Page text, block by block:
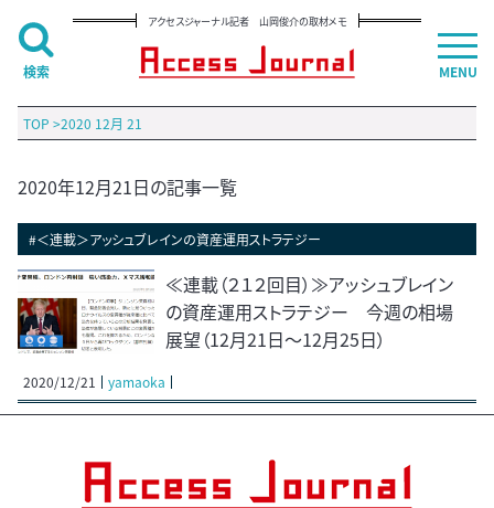
アクセスジャーナル記者 山岡俊介の取材メモ
TOP >2020 12月 21
2020年12月21日の記事一覧
#＜連載＞アッシュブレインの資産運用ストラテジー
≪連載（２１２回目）≫アッシュブレイン
の資産運用ストラテジー 今週の相場
展望（12月21日～12月25日）
2020/12/21 yamaoka
MENU
検索